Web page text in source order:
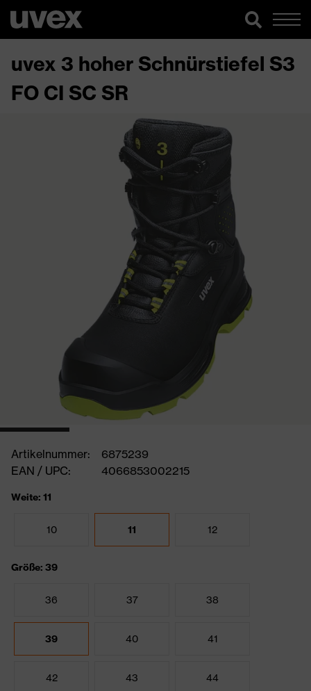
uvex 3 hoher Schnürstiefel S3
FO CI SC SR
Artikelnummer:
6875239
EAN / UPC:
4066853002215
Weite: 11
10 11 12
Größe: 39
36 37 38
39 40 41
42 43 44